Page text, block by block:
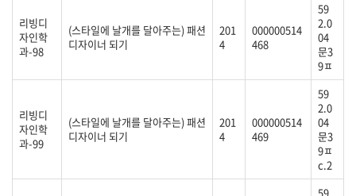
리빙디
자인학
과-98
(스타일에 날개를 달아주는) 패션
디자이너 되기
201
4
000000514
468
59
2.0
04
문3
9ㅍ
리빙디
자인학
과-99
(스타일에 날개를 달아주는) 패션
디자이너 되기
201
4
000000514
469
59
2.0
04
문3
9ㅍ
c.2
59